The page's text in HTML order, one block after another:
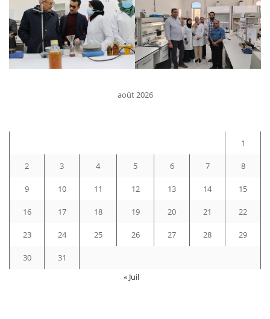
août 2026
1
2 3 4 5 6 7 8
9 10 11 12 13 14 15
16 17 18 19 20 21 22
23 24 25 26 27 28 29
30
31
« Juil